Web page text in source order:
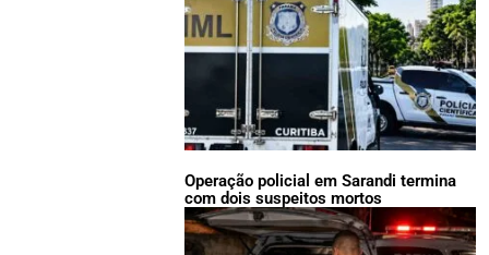
Operação policial em Sarandi termina
com dois suspeitos mortos